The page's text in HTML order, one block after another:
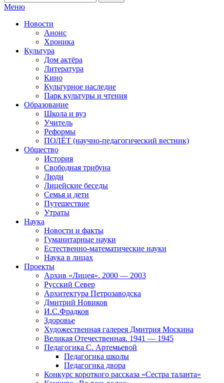
Меню
Новости
Анонс
Хроника
Культура
Дом актёра
Литература
Кино
Культурное наследие
Парк культуры и чтения
Образование
Школа и вуз
Учитель
Реформы
ПОЛЁТ (научно-педагогический вестник)
Общество
История
Свободная трибуна
Люди
Лицейские беседы
Семья и дети
Путешествие
Утраты
Наука
Новости и факты
Гуманитарные науки
Естественно-математические науки
Наука в лицах
Проекты
Архив «Лицея». 2000 — 2003
Русский Север
Архитектура Петрозаводска
Дмитрий Новиков
И.С.Фрадков
Здоровье
Художественная галерея Дмитрия Москина
Великая Отечественная. 1941 — 1945
Педагогика С. Артемьевой
Педагогика школы
Педагогика двора
Конкурс короткого рассказа «Сестра таланта»